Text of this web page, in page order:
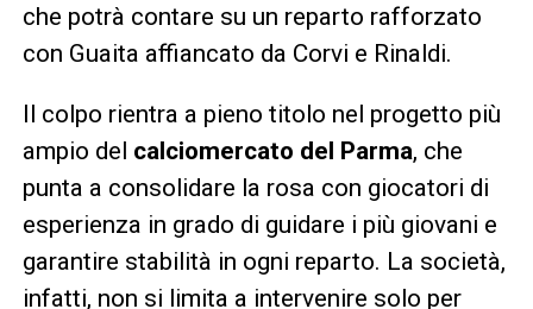
che potrà contare su un reparto rafforzato
con Guaita affiancato da Corvi e Rinaldi.
Il colpo rientra a pieno titolo nel progetto più
ampio del calciomercato del Parma, che
punta a consolidare la rosa con giocatori di
esperienza in grado di guidare i più giovani e
garantire stabilità in ogni reparto. La società,
infatti, non si limita a intervenire solo per